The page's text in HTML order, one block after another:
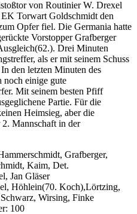
von Routinier W. Drexel
EK Torwart Goldschmidt den
Opfer fiel. Die Germania hatte
Vorstopper Grafberger
Drei Minuten
als er mit seinem Schuss
den letzten Minuten des
noch einige gute
Mit seinem besten Pfiff
Partie. Für die
Heimsieg, aber die
2. Mannschaft in der
Grafberger,
Kaim, Det.
Jan Gläser
Höhlein(70. Koch),Lörtzing,
Wirsing, Finke
100